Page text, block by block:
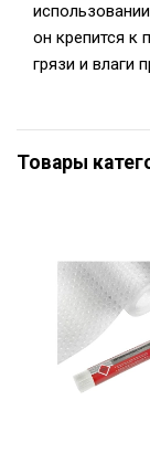
он крепится к
грязи и влаги
Товары